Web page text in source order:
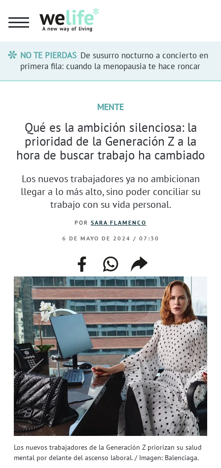
NO TE PIERDAS De susurro nocturno a concierto en
primera fila: cuando la menopausia te hace roncar
Los nuevos trabajadores de la Generación Z priorizan su salud
mental por delante del ascenso laboral. / Imagen: Balenciaga.
MENTE
Qué es la ambición silenciosa: la
prioridad de la Generación Z a la
hora de buscar trabajo ha cambiado
Los nuevos trabajadores ya no ambicionan
llegar a lo más alto, sino poder conciliar su
trabajo con su vida personal.
POR SARA FLAMENCO
6 DE MAYO DE 2024 / 07:30
facebookwhatsappcompartir
enlace